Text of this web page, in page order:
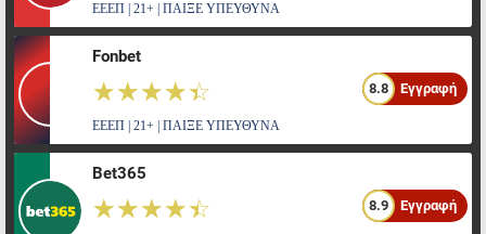
ΕΕΕΠ | 21+ | ΠΑΙΞΕ ΥΠΕΥΘΥΝΑ
Fonbet
☆☆☆☆☆
★★★★★ 8.8 Εγγραφή
ΕΕΕΠ | 21+ | ΠΑΙΞΕ ΥΠΕΥΘΥΝΑ
Bet365
☆☆☆☆☆
★★★★★ 8.9 Εγγραφή